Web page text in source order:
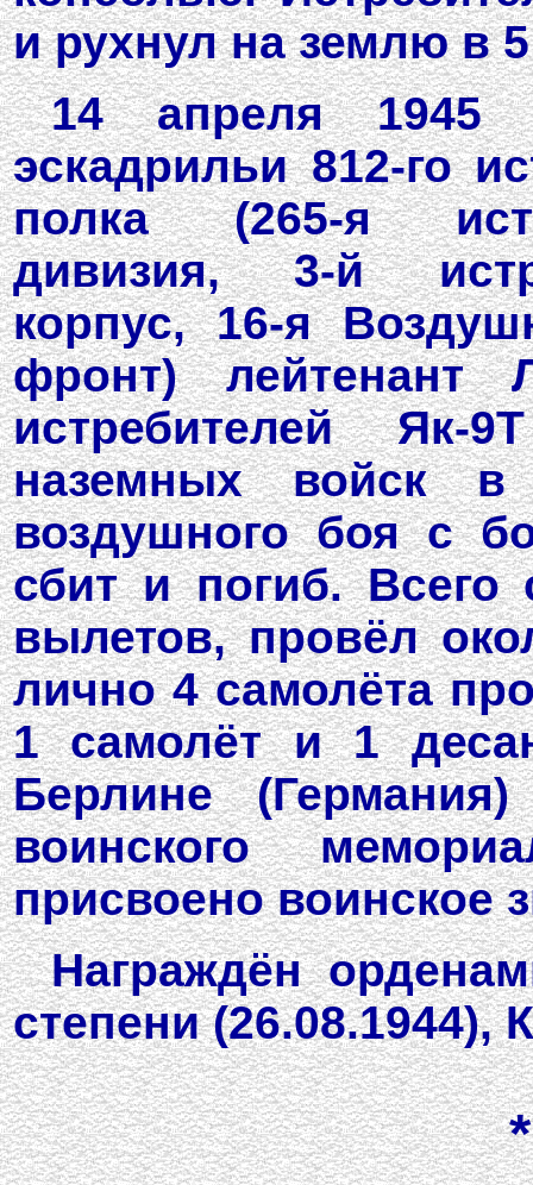
и рухнул на землю в
14 апреля 1945
эскадрильи 812-го
полка (265-я
дивизия, 3-й
корпус, 16-я
фронт)
истребителей
наземных войск
воздушного боя с
сбит и погиб.
вылетов, провёл
лично 4 самолёта
1 самолёт и 1
Берлине
воинского
присвоено воинское
Награждён
степени (26.08.1944),